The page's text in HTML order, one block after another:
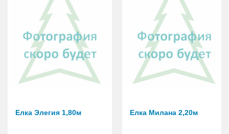
Елка Элегия 1,80м Елка Милана 2,20м